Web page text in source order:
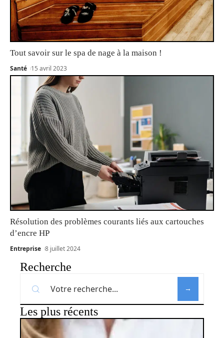
Tout savoir sur le spa de nage à la maison !
Santé 15 avril 2023
Résolution des problèmes courants liés aux cartouches
d’encre HP
Entreprise 8 juillet 2024
Recherche
Les plus récents